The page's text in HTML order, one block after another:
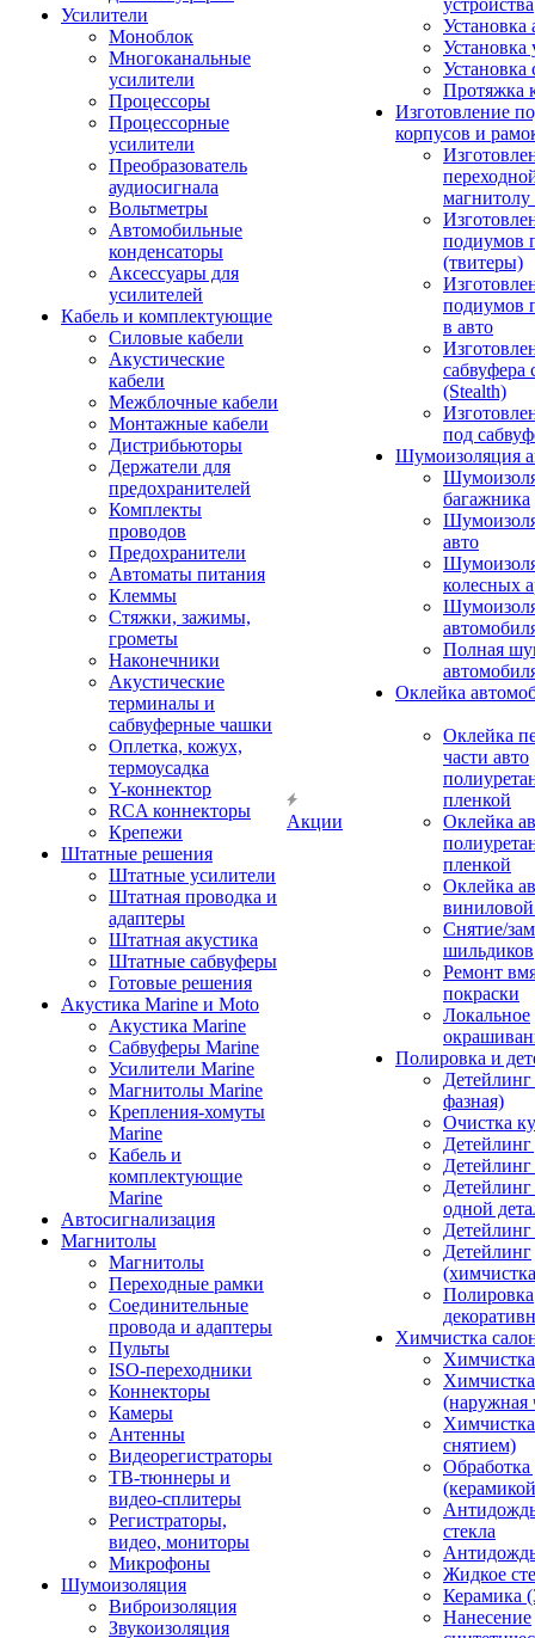
Усилители
Моноблок
Многоканальные
усилители
Процессоры
Процессорные
усилители
Преобразователь
аудиосигнала
Вольтметры
Автомобильные
конденсаторы
Аксессуары для
усилителей
Кабель и комплектующие
Силовые кабели
Акустические
кабели
Межблочные кабели
Монтажные кабели
Дистрибьюторы
Держатели для
предохранителей
Комплекты
проводов
Предохранители
Автоматы питания
Клеммы
Стяжки, зажимы,
грометы
Наконечники
Акустические
терминалы и
сабвуферные чашки
Оплетка, кожух,
термоусадка
Y-коннектор
RCA коннекторы
Крепежи
Штатные решения
Штатные усилители
Штатная проводка и
адаптеры
Штатная акустика
Штатные сабвуферы
Готовые решения
Акустика Marine и Moto
Акустика Marine
Сабвуферы Marine
Усилители Marine
Магнитолы Marine
Крепления-хомуты
Marine
Кабель и
комплектующие
Marine
Автосигнализация
Магнитолы
Магнитолы
Переходные рамки
Соединительные
провода и адаптеры
Пульты
ISO-переходники
Коннекторы
Камеры
Антенны
Видеорегистраторы
ТВ-тюннеры и
видео-сплитеры
Регистраторы,
видео, мониторы
Микрофоны
Шумоизоляция
Виброизоляция
Звукоизоляция
Акции
устройства
Установка
Установка
Установка
Протяжка
Изготовление
корпусов и
подиумов
(твитеры)
подиумов
в авто
сабвуфера
(Stealth)
под
Шумоизоляция
багажника
авто
колесных
Полная
Оклейка
Оклейка
части авто
пленкой
Оклейка
пленкой
Оклейка
Снятие/
шильдиков
Ремонт
покраски
Локальное
Полировка и
фазная)
Очистка
Детейлинг
одной
Детейлинг
Полировка
Химчистка
(наружная
снятием)
Обработка
стекла
Жидкое
Керамика
Нанесение